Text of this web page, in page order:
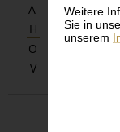
Weitere
Sie in
unserem
A B
H
I
O
V